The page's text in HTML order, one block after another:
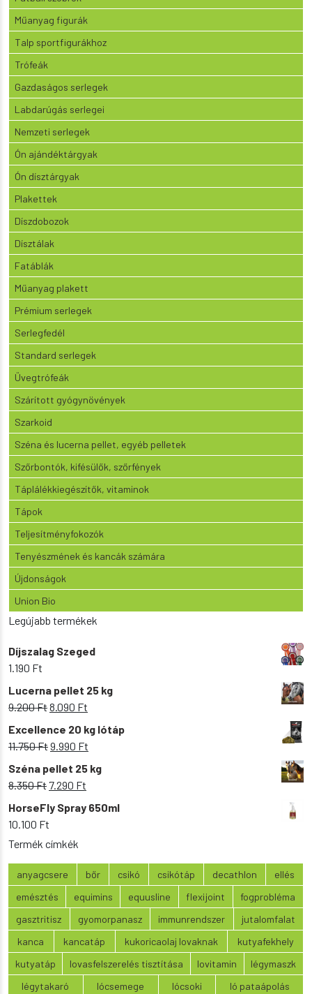
Műanyag figurák
Talp sportfigurákhoz
Trófeák
Gazdaságos serlegek
Labdarúgás serlegei
Nemzeti serlegek
Ón ajándéktárgyak
Ón dísztárgyak
Plakettek
Díszdobozok
Dísztálak
Fatáblák
Műanyag plakett
Prémium serlegek
Serlegfedél
Standard serlegek
Üvegtrófeák
Szárított gyógynövények
Szarkoid
Széna és lucerna pellet, egyéb pelletek
Szőrbontók, kifésülők, szőrfények
Táplálékkiegészítők, vitaminok
Tápok
Teljesítményfokozók
Tenyészmének és kancák számára
Újdonságok
Union Bio
Legújabb termékek
Díjszalag Szeged
1.190 Ft
Lucerna pellet 25 kg
9.200FtOriginal
price
was:
8.090 Ft
price
is:
Excellence 20 kg lótáp
11.750FtOriginal
price
was:
9.990 Ft
price
is:
Széna pellet 25 kg
8.350Ft Original
price
was:
7.290 Ft
price
HorseFly Spray 650ml
10.100 Ft
Termék címkék
anyagcsere bőr csikó csikótáp decathlon
ellés
emésztés
equimins equusline flexijoint
fogprobléma
gasztritisz
gyomorpanasz immunrendszer
jutalomfalat
kanca
kancatáp kukoricaolaj lovaknak
kutyafekhely
kutyatáp
lovasfelszerelés tisztítása lovitamin
légymaszk
légytakaró
lócsemege lócsoki
ló pataápolás